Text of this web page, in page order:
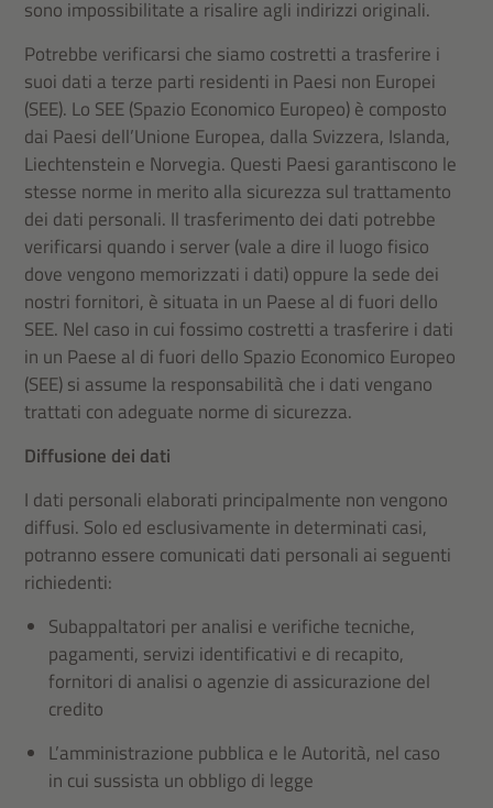
sono impossibilitate a risalire agli indirizzi originali.
Potrebbe verificarsi che siamo costretti a trasferire i
suoi dati a terze parti residenti in Paesi non Europei
(SEE). Lo SEE (Spazio Economico Europeo) è composto
dai Paesi dell’Unione Europea, dalla Svizzera, Islanda,
Liechtenstein e Norvegia. Questi Paesi garantiscono le
stesse norme in merito alla sicurezza sul trattamento
dei dati personali. Il trasferimento dei dati potrebbe
verificarsi quando i server (vale a dire il luogo fisico
dove vengono memorizzati i dati) oppure la sede dei
nostri fornitori, è situata in un Paese al di fuori dello
SEE. Nel caso in cui fossimo costretti a trasferire i dati
in un Paese al di fuori dello Spazio Economico Europeo
(SEE) si assume la responsabilità che i dati vengano
trattati con adeguate norme di sicurezza.
Diffusione dei dati
I dati personali elaborati principalmente non vengono
diffusi. Solo ed esclusivamente in determinati casi,
potranno essere comunicati dati personali ai seguenti
richiedenti:
Subappaltatori per analisi e verifiche tecniche,
pagamenti, servizi identificativi e di recapito,
fornitori di analisi o agenzie di assicurazione del
credito
L’amministrazione pubblica e le Autorità, nel caso
in cui sussista un obbligo di legge